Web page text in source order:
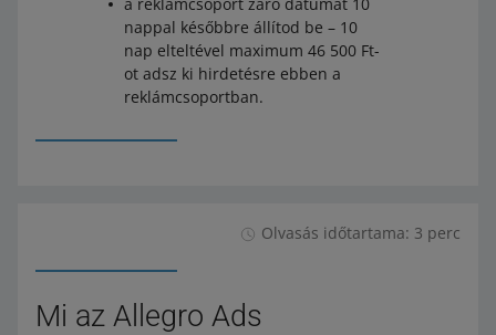
nappal későbbre állítod be – 10
nap elteltével maximum 46 500 Ft-
ot adsz ki hirdetésre ebben a
reklámcsoportban.
Olvasás időtartama: 3 perc
Mi az Allegro Ads